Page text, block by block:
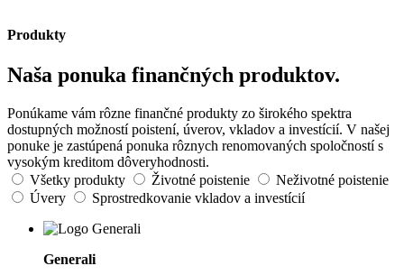
Produkty
Naša ponuka finančných produktov.
Ponúkame vám rôzne finančné produkty zo širokého spektra
dostupných možností poistení, úverov, vkladov a investícií. V našej
ponuke je zastúpená ponuka rôznych renomovaných spoločností s
vysokým kreditom dôveryhodnosti.
Všetky produkty
Životné poistenie
Neživotné poistenie
Úvery
Sprostredkovanie vkladov a investícií
Generali